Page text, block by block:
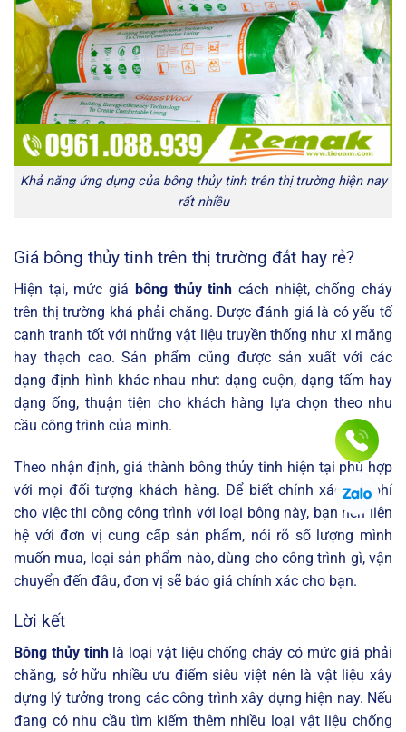
Khả năng ứng dụng của bông thủy tinh trên thị trường hiện nay
rất nhiều
Giá bông thủy tinh trên thị trường đắt hay rẻ?
Hiện tại, mức giá bông thủy tinh cách nhiệt, chống cháy
trên thị trường khá phải chăng. Được đánh giá là có yếu tố
cạnh tranh tốt với những vật liệu truyền thống như xi măng
hay thạch cao. Sản phẩm cũng được sản xuất với các
dạng định hình khác nhau như: dạng cuộn, dạng tấm hay
dạng ống, thuận tiện cho khách hàng lựa chọn theo nhu
cầu công trình của mình.
Theo nhận định, giá thành bông thủy tinh hiện tại phù hợp
với mọi đối tượng khách hàng. Để biết chính xác chi phí
cho việc thi công công trình với loại bông này, bạn nên liên
hệ với đơn vị cung cấp sản phẩm, nói rõ số lượng mình
muốn mua, loại sản phẩm nào, dùng cho công trình gì, vận
chuyển đến đâu, đơn vị sẽ báo giá chính xác cho bạn.
Lời kết
Bông thủy tinhlà loại vật liệu chống cháy có mức giá phải
chăng, sở hữu nhiều ưu điểm siêu việt nên là vật liệu xây
dựng lý tưởng trong các công trình xây dựng hiện nay. Nếu
đang có nhu cầu tìm kiếm thêm nhiều loại vật liệu chống